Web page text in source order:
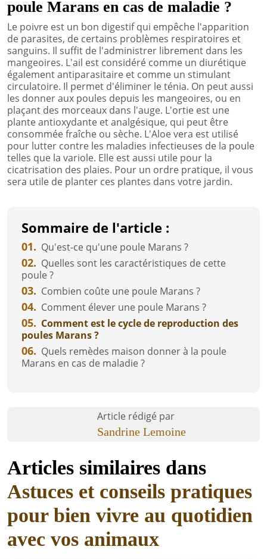
poule Marans en cas de maladie ?
Le poivre est un bon digestif qui empêche l'apparition
de parasites, de certains problèmes respiratoires et
sanguins. Il suffit de l'administrer librement dans les
mangeoires. L'ail est considéré comme un diurétique
également antiparasitaire et comme un stimulant
circulatoire. Il permet d'éliminer le ténia. On peut aussi
les donner aux poules depuis les mangeoires, ou en
plaçant des morceaux dans l'auge. L'ortie est une
plante antioxydante et analgésique, qui peut être
consommée fraîche ou sèche. L'Aloe vera est utilisé
pour lutter contre les maladies infectieuses de la poule
telles que la variole. Elle est aussi utile pour la
cicatrisation des plaies. Pour un ordre pratique, il vous
sera utile de planter ces plantes dans votre jardin.
Sommaire de l'article :
01. Qu'est-ce qu'une poule Marans ?
02. Quelles sont les caractéristiques de cette
poule ?
03. Combien coûte une poule Marans ?
04. Comment élever une poule Marans ?
05. Comment est le cycle de reproduction des
poules Marans ?
06. Quels remèdes maison donner à la poule
Marans en cas de maladie ?
Article rédigé par
Sandrine Lemoine
Articles similaires dans
Astuces et conseils pratiques
pour bien vivre au quotidien
avec vos animaux